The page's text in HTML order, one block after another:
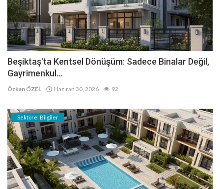
Beşiktaş'ta Kentsel Dönüşüm: Sadece Binalar Değil,
Gayrimenkul...
Özkan ÖZEL Haziran 30, 2026 92
Sektörel Bilgiler